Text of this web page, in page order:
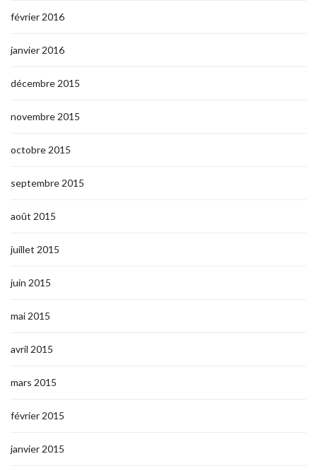
février 2016
janvier 2016
décembre 2015
novembre 2015
octobre 2015
septembre 2015
août 2015
juillet 2015
juin 2015
mai 2015
avril 2015
mars 2015
février 2015
janvier 2015